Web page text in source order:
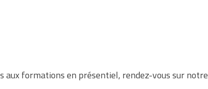
aux formations en présentiel, rendez-vous sur notre